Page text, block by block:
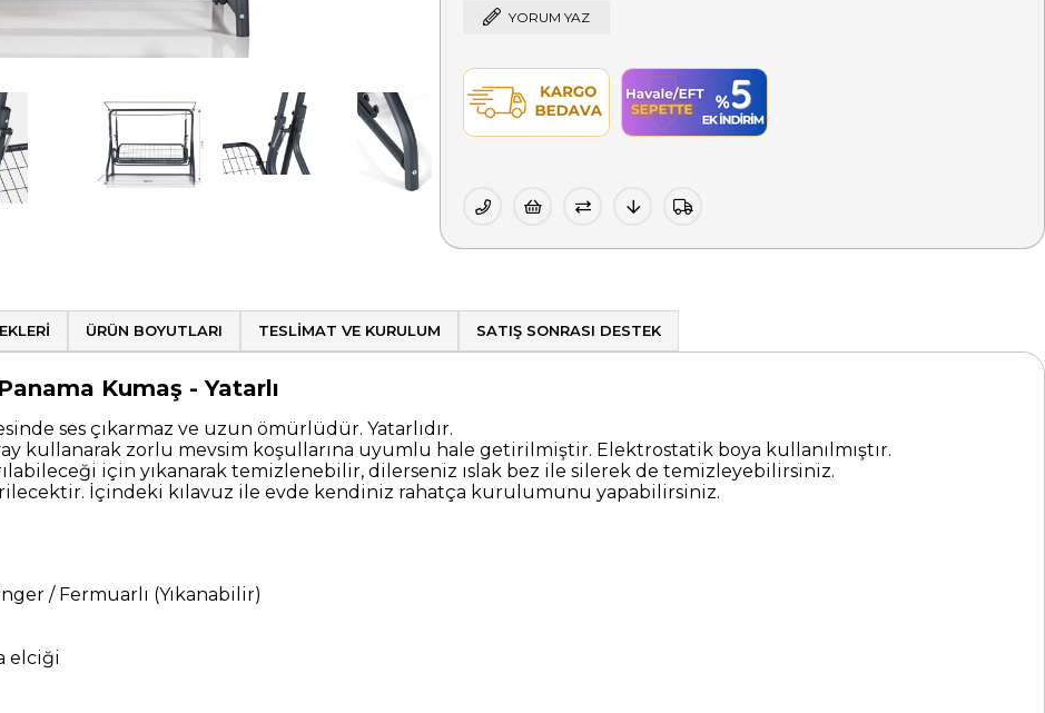
YORUM YAZ
ÜRÜN BOYUTLARI TESLIMAT VE KURULUM SATIŞ SONRASI DESTEK
Kumaş - Yatarlı
ses çıkarmaz ve uzun ömürlüdür. Yatarlıdır.
kullanarak zorlu mevsim koşullarına uyumlu hale getirilmiştir. Elektrostatik boya kullanılmıştır.
için yıkanarak temizlenebilir, dilerseniz ıslak bez ile silerek de temizleyebilirsiniz.
İçindeki kılavuz ile evde kendiniz rahatça kurulumunu yapabilirsiniz.
/ Fermuarlı (Yıkanabilir)
elciği